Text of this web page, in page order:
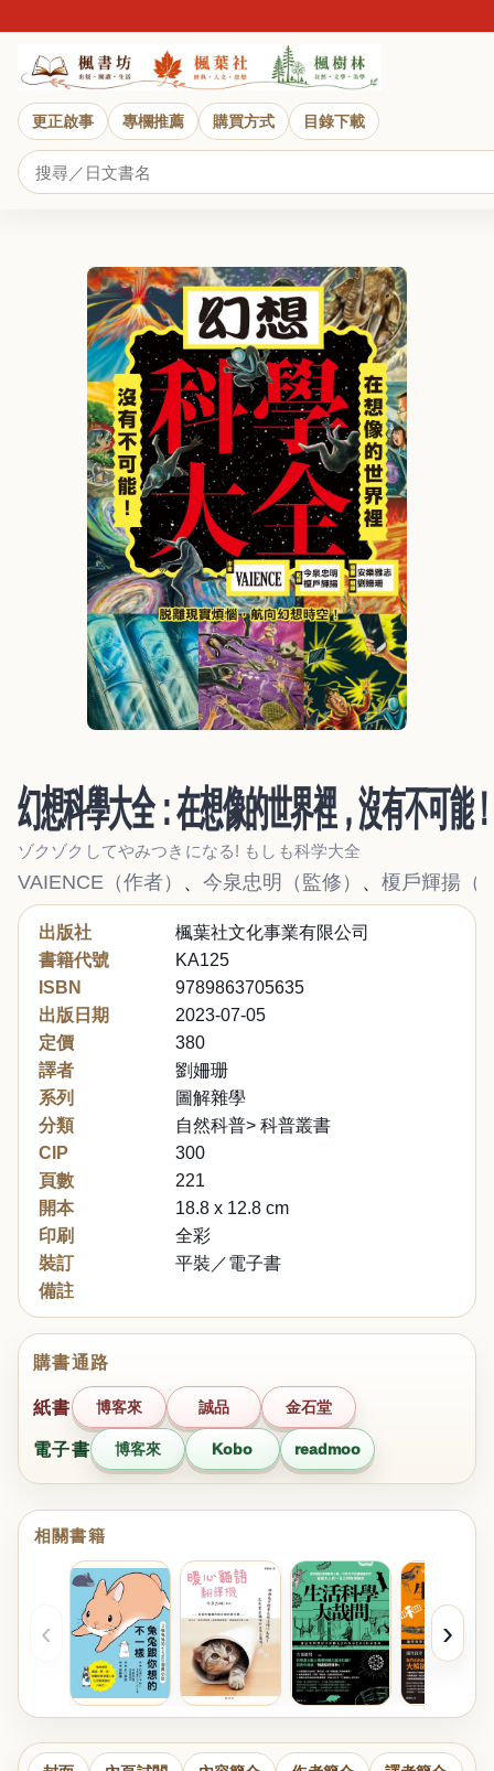
更正啟事 專欄推薦 購買方式 目錄下載
幻想科學大全：在想像的世界裡，沒有不可能
ゾクゾクしてやみつきになる! もしも科学大全
VAIENCE（作者） 、 今泉忠明（監修） 、 榎戶輝揚（
出版社
楓葉社文化事業有限公司
書籍代號
KA125
ISBN
9789863705635
出版日期
2023-07-05
定價
380
譯者
劉姍珊
系列
圖解雜學
分類
自然科普> 科普叢書
CIP
300
頁數
221
開本
18.8 x 12.8 cm
印刷
全彩
裝訂
平裝／電子書
備註
購書通路
紙書 博客來 誠品 金石堂
電子書 博客來 Kobo readmoo
相關書籍
‹ ›